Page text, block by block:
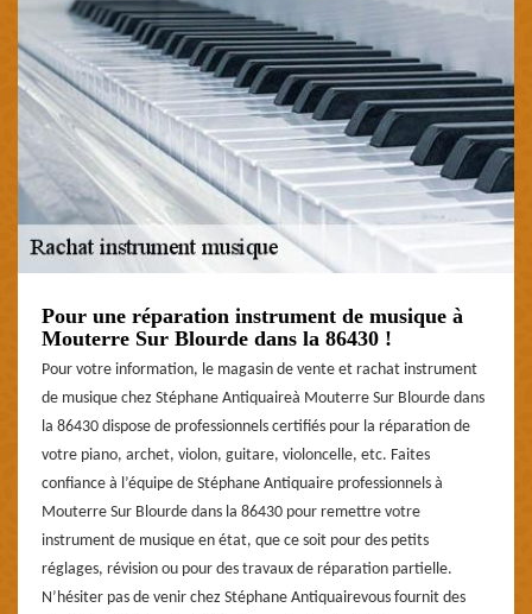
Pour une réparation instrument de musique à
Mouterre Sur Blourde dans la 86430 !
Pour votre information, le magasin de vente et rachat instrument
de musique chez Stéphane Antiquaireà Mouterre Sur Blourde dans
la 86430 dispose de professionnels certifiés pour la réparation de
votre piano, archet, violon, guitare, violoncelle, etc. Faites
confiance à l’équipe de Stéphane Antiquaire professionnels à
Mouterre Sur Blourde dans la 86430 pour remettre votre
instrument de musique en état, que ce soit pour des petits
réglages, révision ou pour des travaux de réparation partielle.
N’hésiter pas de venir chez Stéphane Antiquairevous fournit des